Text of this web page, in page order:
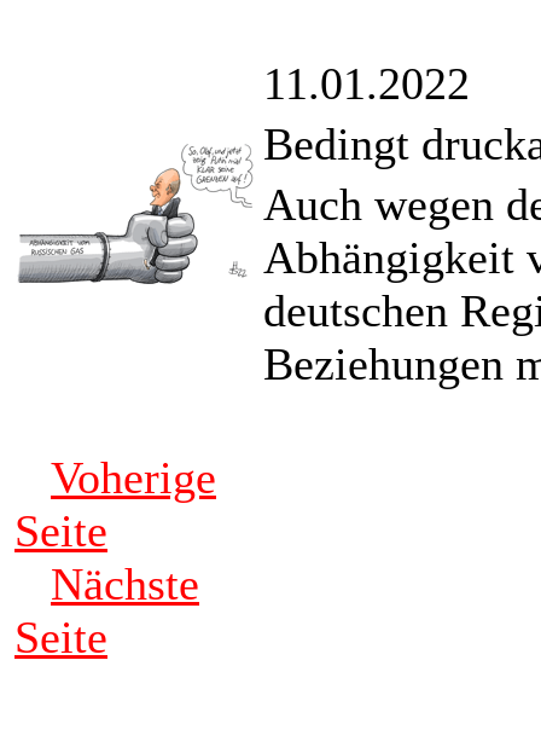
11.01.2022
Bedingt
Auch wegen
Abhängigkeit
deutschen
Beziehungen
Voherige
Seite
Nächste
Seite